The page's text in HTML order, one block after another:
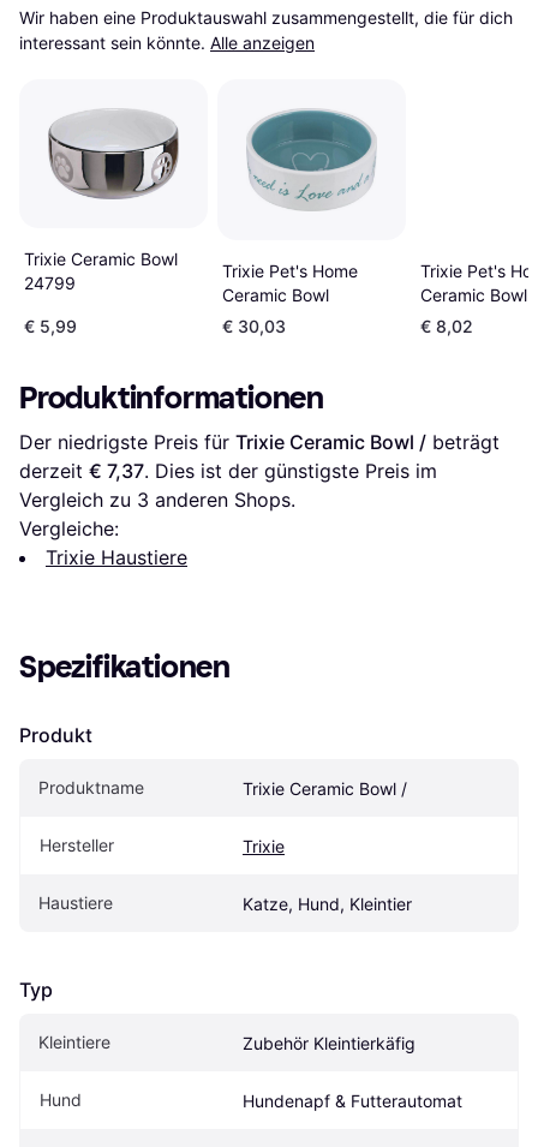
Wir haben eine Produktauswahl zusammengestellt, die für dich
interessant sein könnte. Alle anzeigen
Trixie Ceramic Bowl
24799
€ 5,99
Trixie Pet's Home
Ceramic Bowl
€ 30,03
Trixie Pet's
Ceramic Bowl
€ 8,02
Produktinformationen
Der niedrigste Preis für Trixie Ceramic Bowl / beträgt
derzeit € 7,37. Dies ist der günstigste Preis im
Vergleich zu 3 anderen Shops.
Vergleiche:
Trixie Haustiere
Spezifikationen
Produkt
Produktname Trixie Ceramic Bowl /
Hersteller Trixie
Haustiere Katze, Hund, Kleintier
Typ
Kleintiere Zubehör Kleintierkäfig
Hund Hundenapf & Futterautomat